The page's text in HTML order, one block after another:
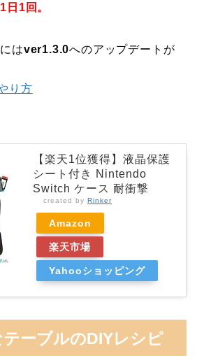
1回。
はver1.3.0へのアップデートが
り方
【楽天1位獲得】液晶保護
シート付き Nintendo
Switch ケース 耐衝撃
created by Rinker
Amazon
楽天市場
Yahooショッピング
ーブルのDIYレシピ